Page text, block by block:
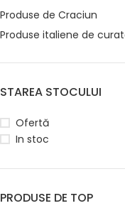
Produse de Craciun
Produse italiene de
STAREA STOCULUI
Ofertă
In stoc
PRODUSE DE TOP